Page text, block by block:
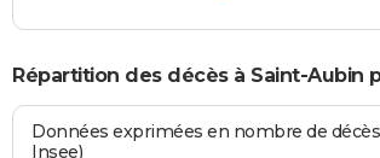
Répartition des décès à Saint-Aubin
Données exprimées en nombre de décès
Insee)